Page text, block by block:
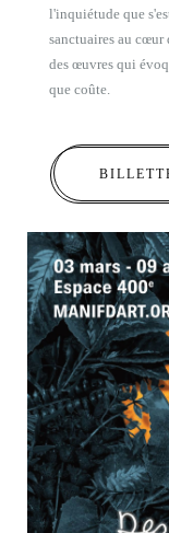
l'inquiétude que
sanctuaires au cœur
des œuvres qui
que coûte.